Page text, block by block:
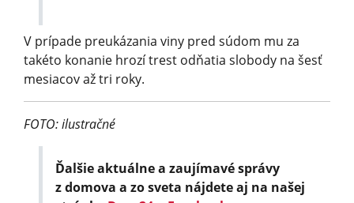
V prípade preukázania viny pred súdom mu za
takéto konanie hrozí trest odňatia slobody na šesť
mesiacov až tri roky.
FOTO: ilustračné
Ďalšie aktuálne a zaujímavé správy
z domova a zo sveta nájdete aj na našej